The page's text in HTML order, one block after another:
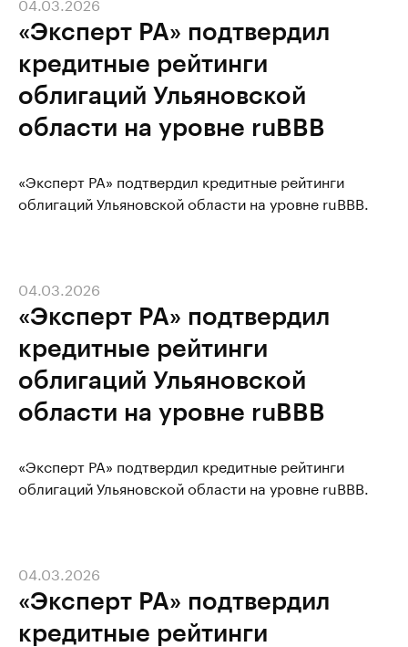
«Эксперт РА» подтвердил
кредитные рейтинги
облигаций Ульяновской
области на уровне ruBBB
«Эксперт РА» подтвердил кредитные рейтинги
облигаций Ульяновской области на уровне ruBBB.
«Эксперт РА» подтвердил
кредитные рейтинги
облигаций Ульяновской
области на уровне ruBBB
04.03.2026
«Эксперт РА» подтвердил кредитные рейтинги
облигаций Ульяновской области на уровне ruBBB.
«Эксперт РА» подтвердил
кредитные рейтинги
04.03.2026